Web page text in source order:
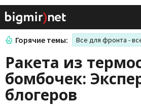
Горячие темы: Все для фронта -
Ракета из
бомбочек:
блогеров